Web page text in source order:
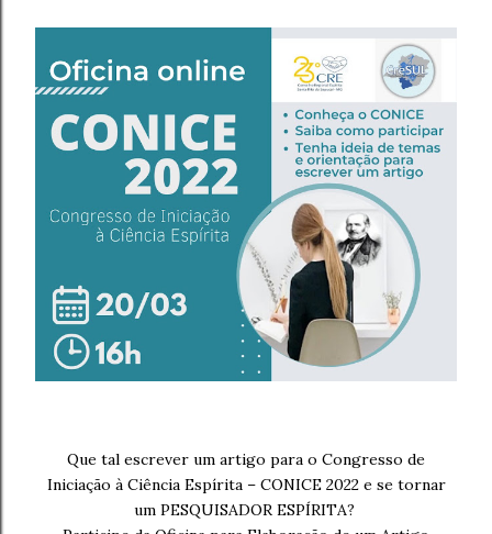
Que tal escrever um artigo para o Congresso de
Iniciação à Ciência Espírita – CONICE 2022 e se tornar
um PESQUISADOR ESPÍRITA?